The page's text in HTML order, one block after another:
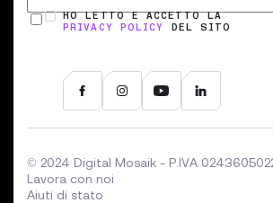
HO LETTO E ACCETTO LA
PRIVACY POLICY
DEL SITO
© 2024 Digital Mosaik - P.IVA
Lavora con noi
Aiuti di stato